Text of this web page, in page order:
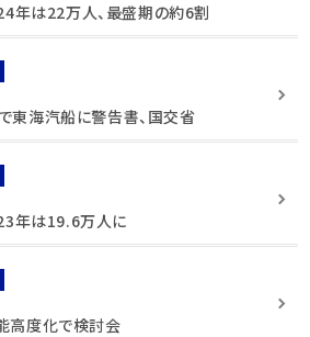
年は22万人、最盛期の約6割
東海汽船に警告書、国交省
年は19.6万人に
高度化で検討会